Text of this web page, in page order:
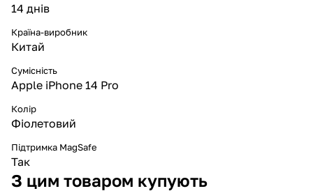
14 днів
Країна-виробник
Китай
Сумісність
Apple iPhone 14 Pro
Колір
Фіолетовий
Підтримка MagSafe
Так
З цим товаром купують